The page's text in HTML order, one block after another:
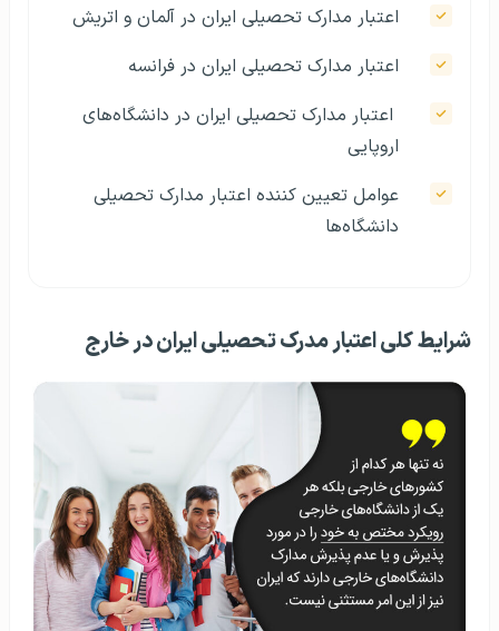
اعتبار مدارک تحصیلی ایران در آلمان و اتریش
اعتبار مدارک تحصیلی ایران در فرانسه
اعتبار مدارک تحصیلی ایران در دانشگاه‌های
اروپایی
عوامل تعیین کننده اعتبار مدارک تحصیلی
دانشگاه‌ها
شرایط کلی اعتبار مدرک تحصیلی ایران در خارج